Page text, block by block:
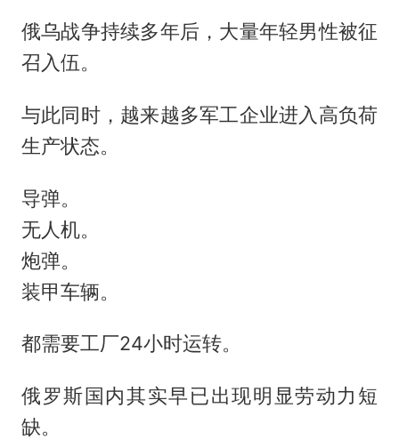
俄乌战争持续多年后，大量年轻男性被征
召入伍。
与此同时，越来越多军工企业进入高负荷
生产状态。
导弹。
无人机。
炮弹。
装甲车辆。
都需要工厂24小时运转。
俄罗斯国内其实早已出现明显劳动力短
缺。